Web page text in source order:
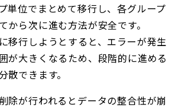
単位でまとめて移行し、各グループ
から次に進む方法が安全です。
移行しようとすると、エラーが発生
が大きくなるため、段階的に進める
散できます。
除が行われるとデータの整合性が崩